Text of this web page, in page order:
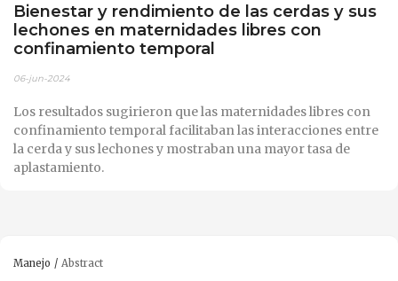
Bienestar y rendimiento de las cerdas y sus
lechones en maternidades libres con
confinamiento temporal
06-jun-2024
Los resultados sugirieron que las maternidades libres con
confinamiento temporal facilitaban las interacciones entre
la cerda y sus lechones y mostraban una mayor tasa de
aplastamiento.
Manejo Abstract